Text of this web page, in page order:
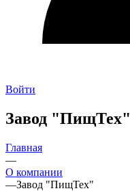
Войти
Завод "ПищТех"
Главная
—
О компании
—Завод "ПищТех"